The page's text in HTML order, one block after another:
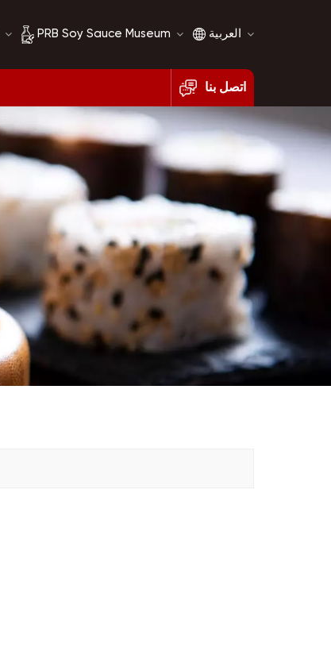
PRB Soy Sauce Museum
تاريخ صلصة الصويا
مقارنة صلصة الصويا
العربية
English
français
العربية
اتصل بنا